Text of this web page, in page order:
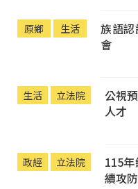
原鄉 生活
族語
會
生活 立法院
公視
人才
政經 立法院
115
續攻防